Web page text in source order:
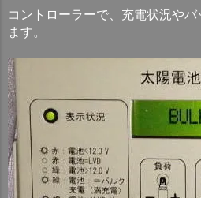
コントローラーで、充電状況や
ます。